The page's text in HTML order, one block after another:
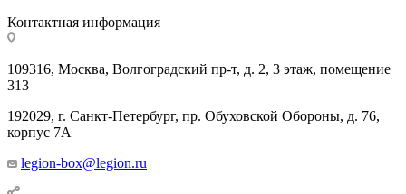
Контактная информация
109316, Москва, Волгоградский пр-т, д. 2, 3 этаж, помещение
313
192029, г. Санкт-Петербург, пр. Обуховской Обороны, д. 76,
корпус 7А
legion-box@legion.ru